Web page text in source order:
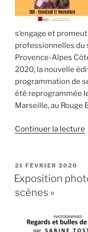
s’engage et
professionnelles du
Provence-Alpes
2020, la nouvelle
programmation de
été reprogrammée
Marseille, au Rouge
Continuer la lecture
PUBLIÉ
LE
21 FÉVRIER 2020
Exposition
scènes »